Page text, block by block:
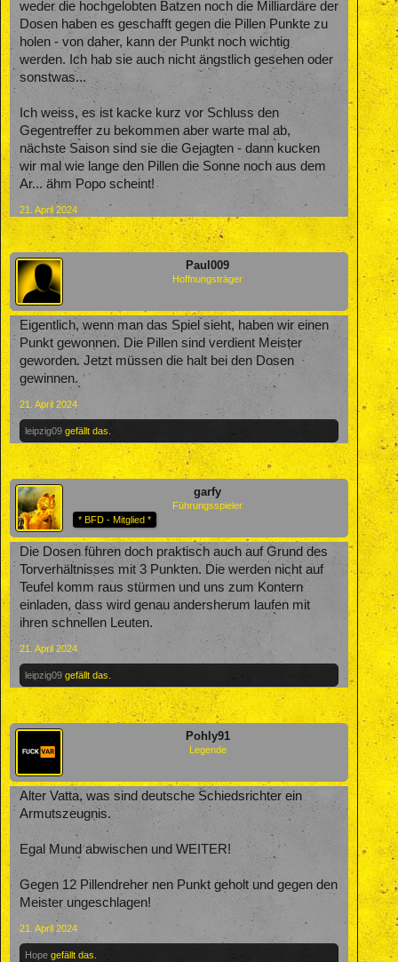
weder die hochgelobten Batzen noch die Milliardäre der
Dosen haben es geschafft gegen die Pillen Punkte zu
holen - von daher, kann der Punkt noch wichtig
werden. Ich hab sie auch nicht ängstlich gesehen oder
sonstwas...
Ich weiss, es ist kacke kurz vor Schluss den
Gegentreffer zu bekommen aber warte mal ab,
nächste Saison sind sie die Gejagten - dann kucken
wir mal wie lange den Pillen die Sonne noch aus dem
Ar... ähm Popo scheint!
21. April 2024
Paul009
Hoffnungsträger
Eigentlich, wenn man das Spiel sieht, haben wir einen
Punkt gewonnen. Die Pillen sind verdient Meister
geworden. Jetzt müssen die halt bei den Dosen
gewinnen.
21. April 2024
leipzig09 gefällt das.
garfy
Führungsspieler
* BFD - Mitglied *
Die Dosen führen doch praktisch auch auf Grund des
Torverhältnisses mit 3 Punkten. Die werden nicht auf
Teufel komm raus stürmen und uns zum Kontern
einladen, dass wird genau andersherum laufen mit
ihren schnellen Leuten.
21. April 2024
leipzig09 gefällt das.
Pohly91
Legende
Alter Vatta, was sind deutsche Schiedsrichter ein
Armutszeugnis.
Egal Mund abwischen und WEITER!
Gegen 12 Pillendreher nen Punkt geholt und gegen den
Meister ungeschlagen!
21. April 2024
Hope gefällt das.